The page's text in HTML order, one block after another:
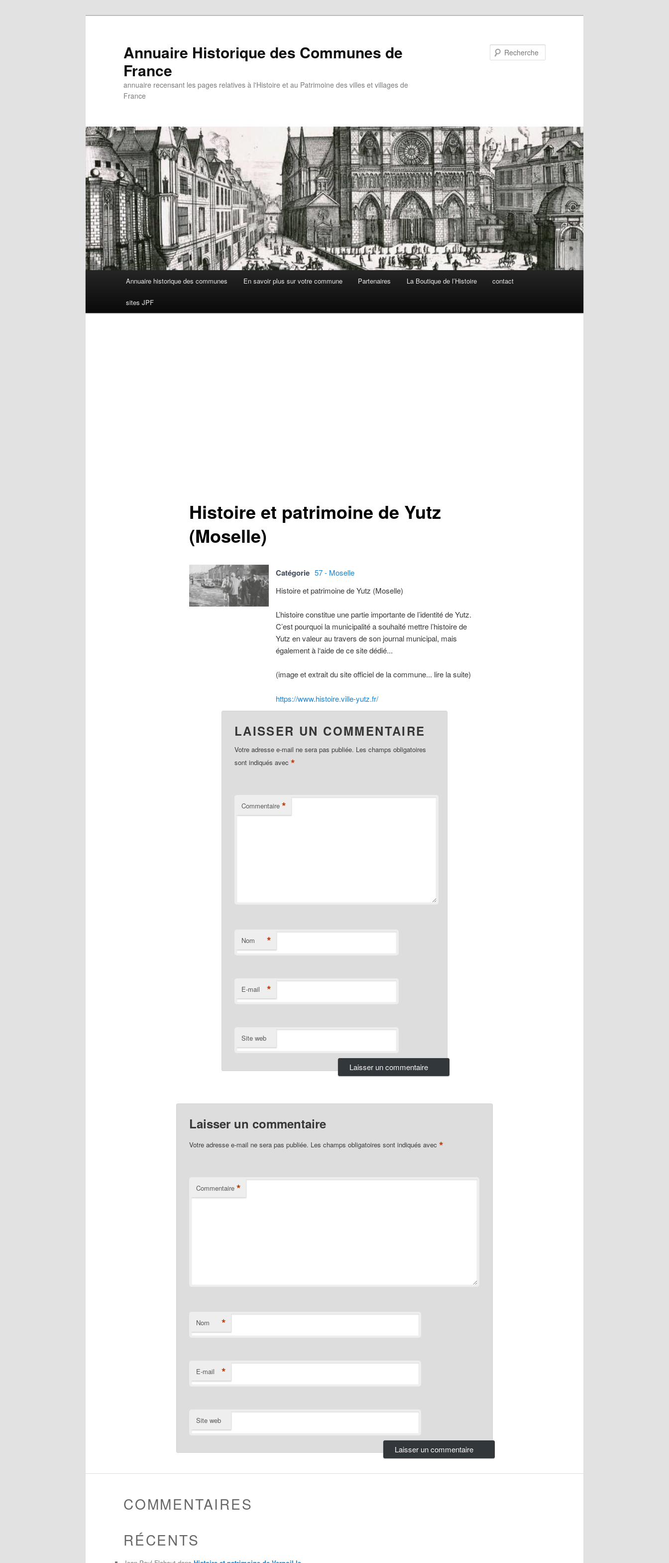
Annuaire Historique des Communes de
France
annuaire recensant les pages relatives à l'Histoire et au Patrimoine des villes et villages de
France
principal
Annuaire historique des communes En savoir plus sur votre commune Partenaires La Boutique de l’Histoire contact
sites JPF
Histoire et patrimoine de Yutz
(Moselle)
Catégorie 57 - Moselle
Histoire et patrimoine de Yutz (Moselle)
L’histoire constitue une partie importante de l’identité de Yutz.
C’est pourquoi la municipalité a souhaité mettre l’histoire de
Yutz en valeur au travers de son journal municipal, mais
également à l‘aide de ce site dédié...
(image et extrait du site officiel de la commune... lire la suite)
https://www.histoire.ville-yutz.fr/
LAISSER UN COMMENTAIRE
Votre adresse e-mail ne sera pas publiée. Les champs obligatoires
sont indiqués avec *
Commentaire *
Nom *
E-mail *
Site web
Laisser un commentaire
Votre adresse e-mail ne sera pas publiée. Les champs obligatoires sont indiqués avec *
Commentaire *
Nom *
E-mail *
Site web
COMMENTAIRES
RÉCENTS